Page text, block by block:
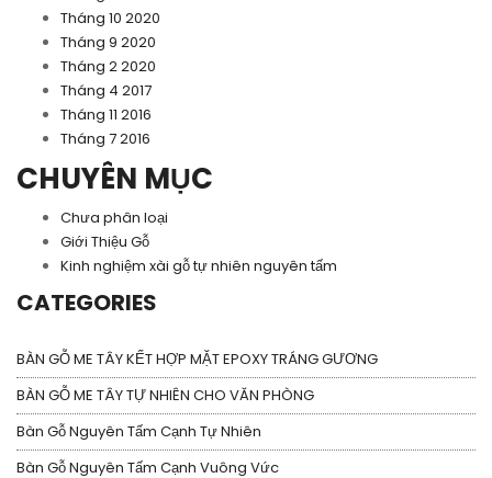
Tháng 10 2020
Tháng 9 2020
Tháng 2 2020
Tháng 4 2017
Tháng 11 2016
Tháng 7 2016
CHUYÊN MỤC
Chưa phân loại
Giới Thiệu Gỗ
Kinh nghiệm xài gỗ tự nhiên nguyên tấm
CATEGORIES
BÀN GỖ ME TÂY KẾT HỢP MẶT EPOXY TRÁNG GƯƠNG
BÀN GỖ ME TÂY TỰ NHIÊN CHO VĂN PHÒNG
Bàn Gỗ Nguyên Tấm Cạnh Tự Nhiên
Bàn Gỗ Nguyên Tấm Cạnh Vuông Vức